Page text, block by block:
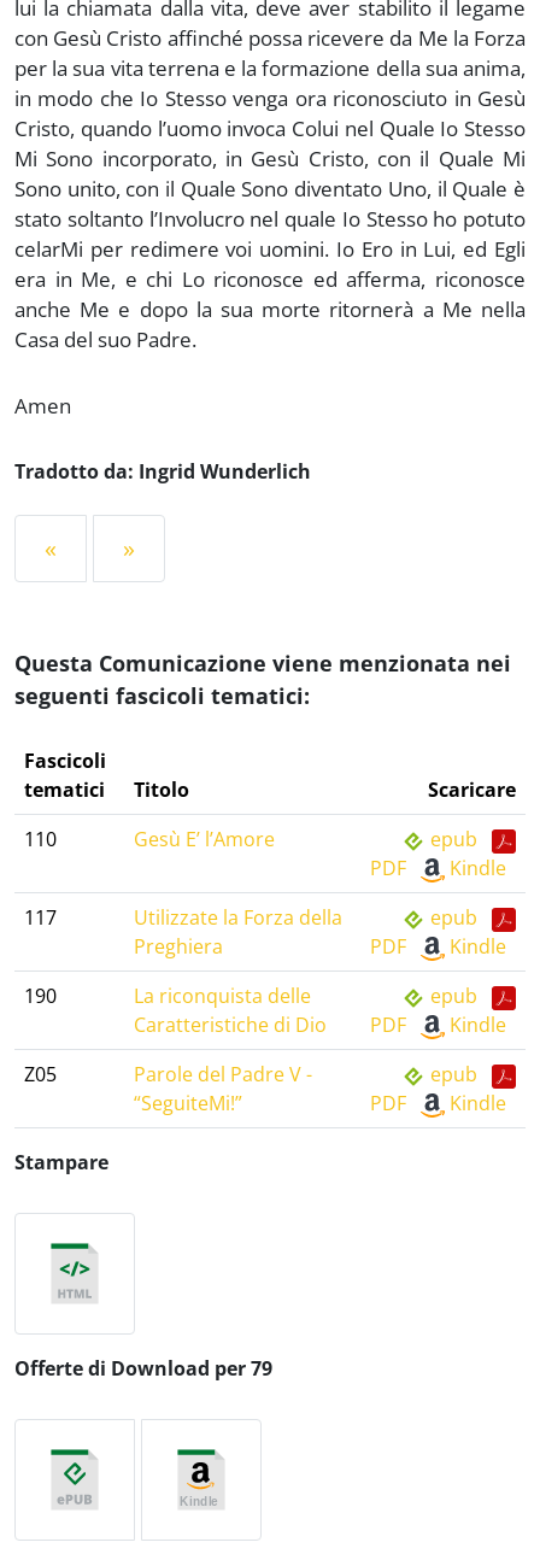
lui la chiamata dalla vita, deve aver stabilito il legame
con Gesù Cristo affinché possa ricevere da Me la Forza
per la sua vita terrena e la formazione della sua anima,
in modo che Io Stesso venga ora riconosciuto in Gesù
Cristo, quando l’uomo invoca Colui nel Quale Io Stesso
Mi Sono incorporato, in Gesù Cristo, con il Quale Mi
Sono unito, con il Quale Sono diventato Uno, il Quale è
stato soltanto l’Involucro nel quale Io Stesso ho potuto
celarMi per redimere voi uomini. Io Ero in Lui, ed Egli
era in Me, e chi Lo riconosce ed afferma, riconosce
anche Me e dopo la sua morte ritornerà a Me nella
Casa del suo Padre.
Amen
Tradotto da: Ingrid Wunderlich
« »
Questa Comunicazione viene menzionata nei
seguenti fascicoli tematici:
Fascicoli
tematici
Titolo
Scaricare
110
Gesù E’ l’Amore
epub
PDF
Kindle
117
Utilizzate la Forza della
Preghiera
epub
PDF
Kindle
190
La riconquista delle
Caratteristiche di Dio
epub
PDF
Kindle
Z05
Parole del Padre V -
“SeguiteMi!”
epub
PDF
Kindle
Stampare
Offerte di Download per 79